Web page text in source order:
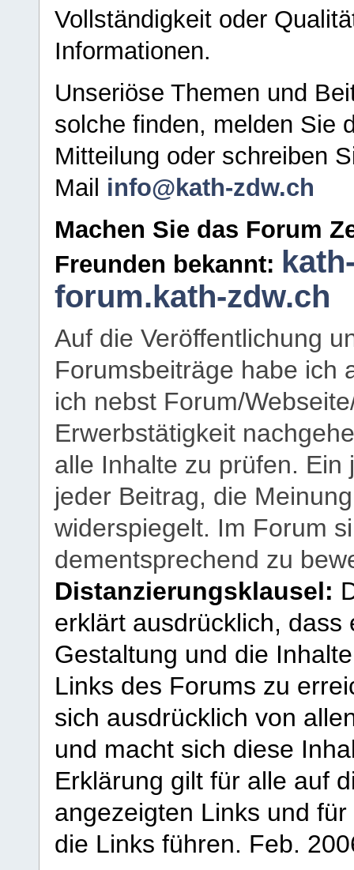
Vollständigkeit oder
Informationen.
Unseriöse Themen und
solche finden, melden Sie
Mitteilung oder schreiben
Mail info@kath-zdw.ch
Machen Sie das Forum
Freunden bekannt:
forum.kath-zdw.ch
Auf die Veröffentlichung
Forumsbeiträge habe ich
ich nebst Forum/
Erwerbstätigkeit
alle Inhalte zu prüfen.
jeder Beitrag, die
widerspiegelt. Im Forum
dementsprechend zu
Distanzierungsklausel:
erklärt ausdrücklich,
Gestaltung und die
Links des Forums zu
sich ausdrücklich von
und macht sich diese
Erklärung gilt für alle auf
angezeigten Links und
die Links führen. Feb.